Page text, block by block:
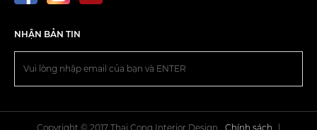
NHẬN BẢN TIN
Copyright © 2017 Thai Cong Interior Design. Chính sách